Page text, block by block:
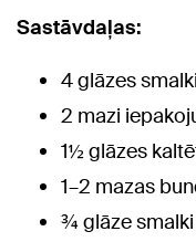
Sastāvdaļas:
4 glāzes
2 mazi
1½ glāzes
1–2 mazas
¾ glāze